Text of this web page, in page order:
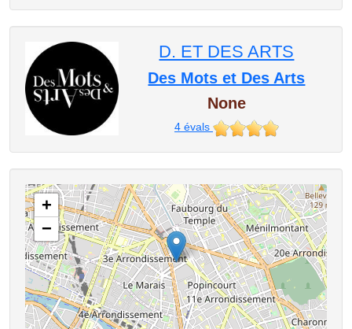
D. ET DES ARTS
Des Mots et Des Arts
None
4évals
+
−